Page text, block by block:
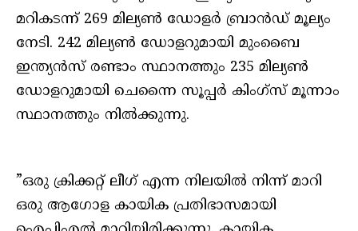
മറികടന്ന് 269 മില്യണ്‍ ഡോളര്‍ ബ്രാന്‍ഡ് മൂല്യം
നേടി. 242 മില്യണ്‍ ഡോളറുമായി മുംബൈ
ഇന്ത്യന്‍സ് രണ്ടാം സ്ഥാനത്തും 235 മില്യണ്‍
ഡോളറുമായി ചെന്നൈ സൂപ്പര്‍ കിംഗ്‌സ് മൂന്നാം
സ്ഥാനത്തും നില്‍ക്കുന്നു.
”ഒരു ക്രിക്കറ്റ് ലീഗ് എന്ന നിലയില്‍ നിന്ന് മാറി
ഒരു ആഗോള കായിക പ്രതിഭാസമായി